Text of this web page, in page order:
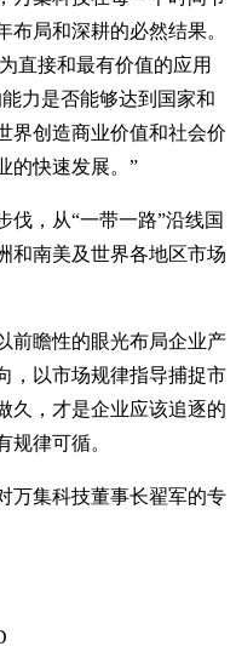
布局和深耕的必然结果。
直接和最有价值的应用
力是否能够达到国家和
界创造商业价值和社会价
的快速发展。”
伐，从“一带一路”沿线国
和南美及世界各地区市场
前瞻性的眼光布局企业产
，以市场规律指导捕捉市
久，才是企业应该追逐的
规律可循。
万集科技董事长翟军的专